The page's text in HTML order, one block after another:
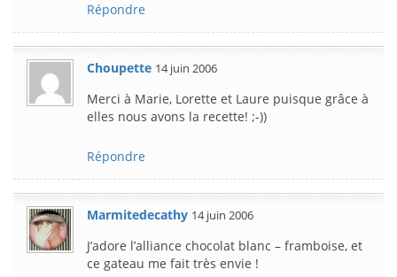
Répondre
Choupette 14 juin 2006
Merci à Marie, Lorette et Laure puisque grâce à
elles nous avons la recette! ;-))
Répondre
Marmitedecathy 14 juin 2006
J’adore l’alliance chocolat blanc – framboise, et
ce gateau me fait très envie !